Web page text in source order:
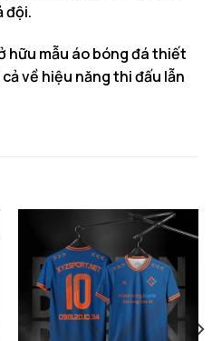
đội.
hữu mẫu áo bóng đá thiết
về hiệu năng thi đấu lẫn